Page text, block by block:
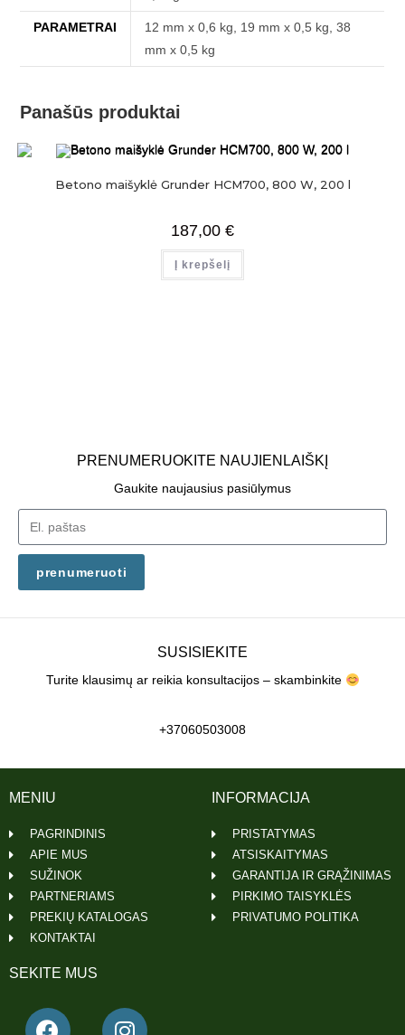
PARAMETRAI
12 mm x 0,6 kg, 19 mm x 0,5 kg, 38
mm x 0,5 kg
Panašūs produktai
Betono maišyklė Grunder HCM700, 800 W, 200 l
187,00 €
Į krepšelį
PRENUMERUOKITE NAUJIENLAIŠKĮ
Gaukite naujausius pasiūlymus
prenumeruoti
SUSISIEKITE
Turite klausimų ar reikia konsultacijos – skambinkite
+37060503008
SEKITE MUS
INFORMACIJA
PRISTATYMAS
ATSISKAITYMAS
GARANTIJA IR GRĄŽINIMAS
PIRKIMO TAISYKLĖS
PRIVATUMO POLITIKA
MENIU
PAGRINDINIS
APIE MUS
SUŽINOK
PARTNERIAMS
PREKIŲ KATALOGAS
KONTAKTAI